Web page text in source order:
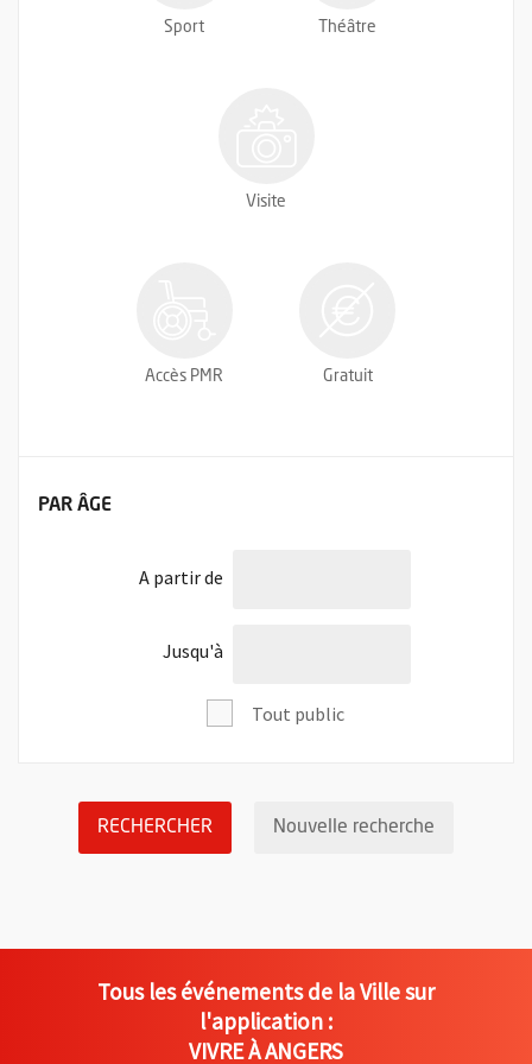
Sport Théâtre
Visite
Accès PMR Gratuit
FILTRER LES ÉVÉNEMENTS
PAR ÂGE
A partir del'âge de
Jusqu'àl'âge de
Tout public
RECHERCHER LANCER LA RECHERCHE DES
Nouvelle recherche
Tous les événements de la Ville sur
l'application :
VIVRE À ANGERS